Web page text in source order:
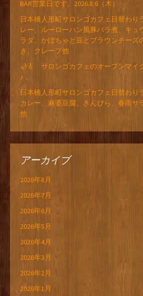
BAR営業日です。2026.8.6（木）
日本橋人形町サロンゴカフェ日替わり
レー、ルーローハン風豚バラ煮、キュ
ラダ、かぼちゃと豆とブラウンチーズ
き、クレープ他
🌙🎸 サロンゴカフェのオープンマ
♪
日本橋人形町サロンゴカフェ日替わり
カレー、麻婆豆腐、きんぴら、春雨サ
他
アーカイブ
2026年8月
2026年7月
2026年6月
2026年5月
2026年4月
2026年3月
2026年2月
2026年1月